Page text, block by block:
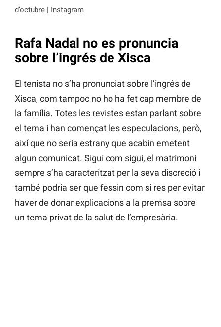
d’octubre | Instagram
Rafa Nadal no es pronuncia
sobre l’ingrés de Xisca
El tenista no s’ha pronunciat sobre l’ingrés de
Xisca, com tampoc no ho ha fet cap membre de
la família. Totes les revistes estan parlant sobre
el tema i han començat les especulacions, però,
així que no seria estrany que acabin emetent
algun comunicat. Sigui com sigui, el matrimoni
sempre s’ha caracteritzat per la seva discreció i
també podria ser que fessin com si res per evitar
haver de donar explicacions a la premsa sobre
un tema privat de la salut de l’empresària.